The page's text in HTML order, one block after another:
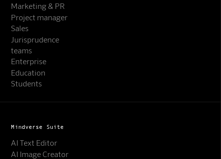
Marketing & PR
Project manager
Sales
Jurisprudence
teams
Enterprise
Education
Students
Mindverse Suite
AI Text Editor
AI Image Creator